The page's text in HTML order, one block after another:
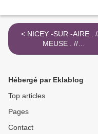
< NICEY -SUR -AIRE . //
MEUSE . //
EXPROPRIATION AA 213
Hébergé par Eklablog
Top articles
Pages
Contact